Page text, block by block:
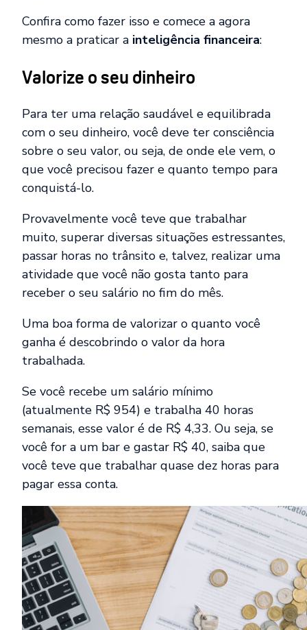
Confira como fazer isso e comece a agora
mesmo a praticar a inteligência financeira:
Valorize o seu dinheiro
Para ter uma relação saudável e equilibrada
com o seu dinheiro, você deve ter consciência
sobre o seu valor, ou seja, de onde ele vem, o
que você precisou fazer e quanto tempo para
conquistá-lo.
Provavelmente você teve que trabalhar
muito, superar diversas situações estressantes,
passar horas no trânsito e, talvez, realizar uma
atividade que você não gosta tanto para
receber o seu salário no fim do mês.
Uma boa forma de valorizar o quanto você
ganha é descobrindo o valor da hora
trabalhada.
Se você recebe um salário mínimo
(atualmente R$ 954) e trabalha 40 horas
semanais, esse valor é de R$ 4,33. Ou seja, se
você for a um bar e gastar R$ 40, saiba que
você teve que trabalhar quase dez horas para
pagar essa conta.